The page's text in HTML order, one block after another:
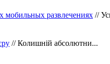
мобильных развлечениях //
// Колишній абсолютни...